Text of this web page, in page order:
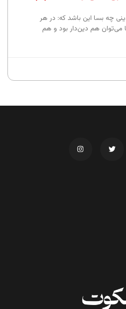
چه بسا این باشد که: در هر
می‌توان هم دین‌دار بود و هم